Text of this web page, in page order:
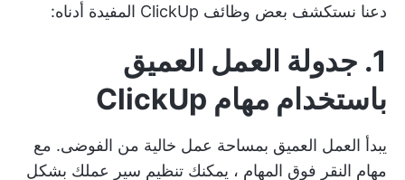
دعنا نستكشف بعض وظائف ClickUp المفيدة أدناه:
1. جدولة العمل العميق
باستخدام مهام ClickUp
يبدأ العمل العميق بمساحة عمل خالية من الفوضى. مع
مهام النقر فوق المهام ، يمكنك تنظيم سير عملك بشكل